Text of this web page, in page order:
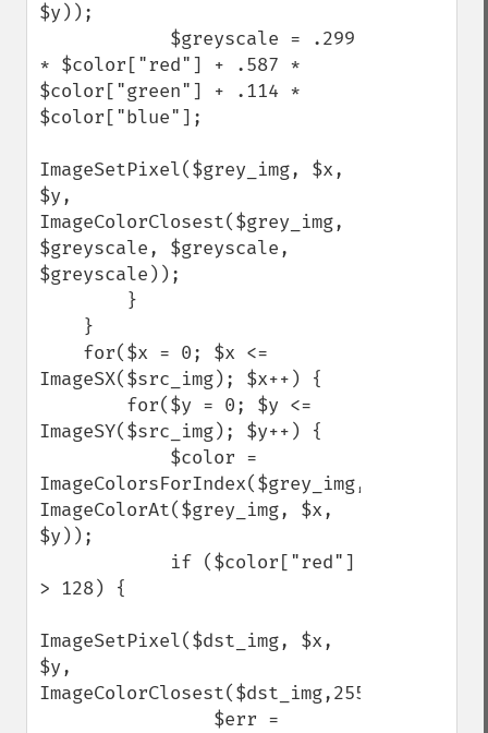
$y));
* $color["red"] + .587 *
$color["green"] + .114 *
$color["blue"];
ImageSetPixel($grey_img, $x,
$y,
ImageColorClosest($grey_img,
$greyscale, $greyscale,
$greyscale));
ImageSX($src_img); $x++) {
ImageSY($src_img); $y++) {
ImageColorsForIndex($grey_img,
ImageColorAt($grey_img, $x,
$y));
> 128) {
ImageSetPixel($dst_img, $x,
$y,
ImageColorClosest($dst_img,255,255,255));